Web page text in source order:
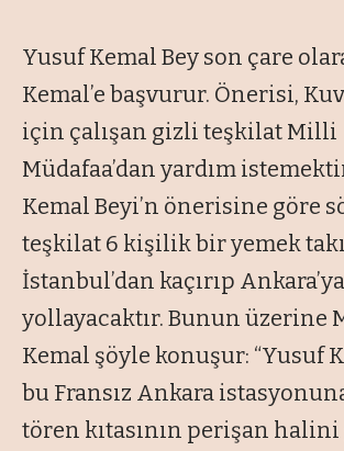
Yusuf Kemal Bey son çare
Kemal’e başvurur. Önerisi,
için çalışan gizli teşkilat Milli
Müdafaa’dan yardım
Kemal Beyi’n önerisine göre
teşkilat 6 kişilik bir yemek
İstanbul’dan kaçırıp Ankara’ya
yollayacaktır. Bunun üzerine
Kemal şöyle konuşur: “Yusuf
bu Fransız Ankara
tören kıtasının perişan halini